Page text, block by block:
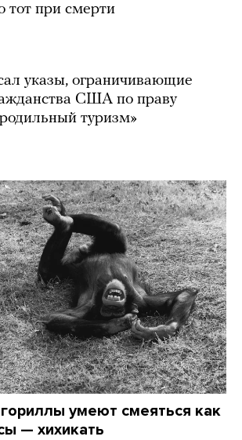
тот при смерти
указы, ограничивающие
США по праву
туризм»
умеют смеяться как
— хихикать